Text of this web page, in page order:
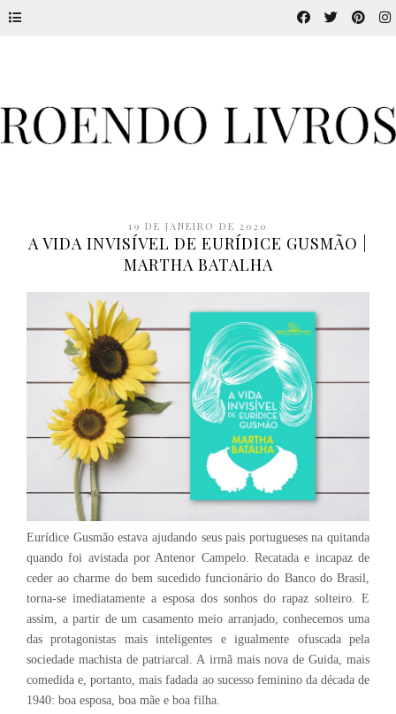
19 DE JANEIRO DE 2020
A VIDA INVISÍVEL DE EURÍDICE GUSMÃO |
MARTHA BATALHA
Eurídice Gusmão estava ajudando seus pais portugueses na quitanda
quando foi avistada por Antenor Campelo. Recatada e incapaz de
ceder ao charme do bem sucedido funcionário do Banco do Brasil,
torna-se imediatamente a esposa dos sonhos do rapaz solteiro. E
assim, a partir de um casamento meio arranjado, conhecemos uma
das protagonistas mais inteligentes e igualmente ofuscada pela
sociedade machista de patriarcal. A irmã mais nova de Guida, mais
comedida e, portanto, mais fadada ao sucesso feminino da década de
1940: boa esposa, boa mãe e boa filha.